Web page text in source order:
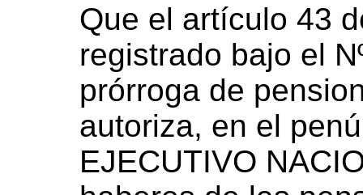
Que el artículo 43
registrado bajo el
prórroga de
autoriza, en el
EJECUTIVO